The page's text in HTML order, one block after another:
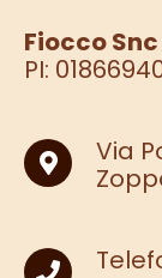
Fiocco Snc
PI:
Via